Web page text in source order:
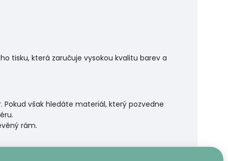
tisku, která zaručuje vysokou kvalitu barev a
však hledáte materiál, který pozvedne
rám.